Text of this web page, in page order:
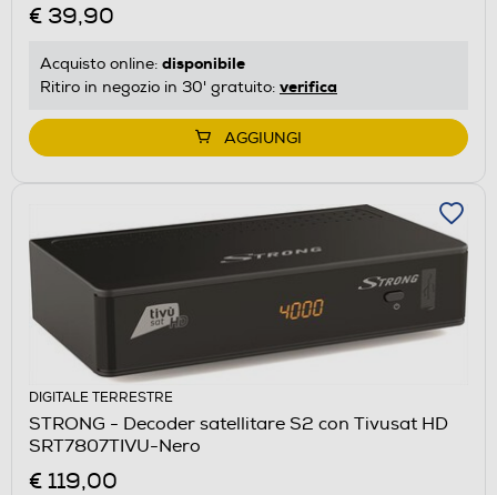
€ 39,90
Acquisto online: disponibile
Ritiro in negozio in 30' gratuito: verifica
AGGIUNGI
DIGITALE TERRESTRE
STRONG - Decoder satellitare S2 con Tivusat HD
SRT7807TIVU-Nero
€ 119,00